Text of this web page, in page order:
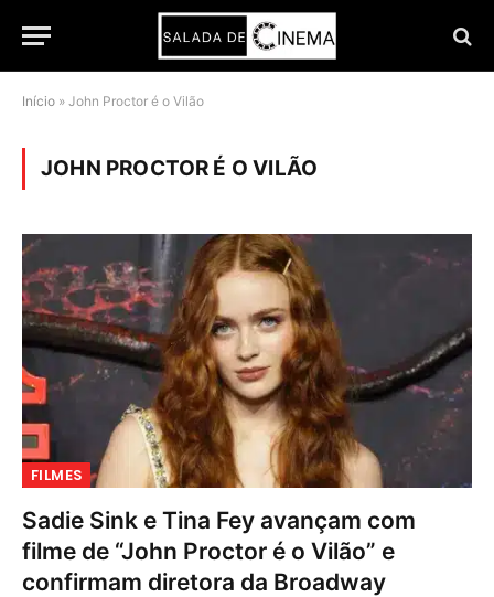
Início » John Proctor é o Vilão
JOHN PROCTOR É O VILÃO
FILMES
Sadie Sink e Tina Fey avançam com
filme de “John Proctor é o Vilão” e
confirmam diretora da Broadway